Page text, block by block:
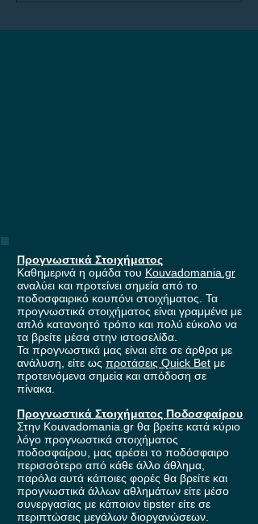
Προγνωστικά Στοιχήματος
Καθημερινά η ομάδα του Kouvadomania.gr
αναλύει και προτείνει σημεία από το
ποδοσφαιρικό κουπόνι στοιχήματος. Τα
προγνωστικά στοιχήματος είναι γραμμένα με
απλό κατανοητό τρόπο και πολύ εύκολο να
τα βρείτε μέσα στην ιστοσελίδα.
Τα προγνωστικά μας είναι είτε σε άρθρα με
ανάλυση, είτε ως προτάσεις Quick Bet με
προτεινόμενα σημεία και απόδοση σε
πίνακα.
Προγνωστικά Στοιχήματος Ποδοσφαίρου
Στην Kouvadomania.gr θα βρείτε κατά κύριο
λόγο προγνωστικά στοιχήματος
ποδοσφαίρου, μας αρέσει το ποδόσφαιρο
περισσότερο από κάθε άλλο άθλημα,
παρόλα αυτά κάποιες φορές θα βρείτε και
προγνωστικά άλλων αθλημάτων είτε μέσο
συνεργασίας με κάποιον tipster είτε σε
περιπτώσεις μεγάλων διοργανώσεων.